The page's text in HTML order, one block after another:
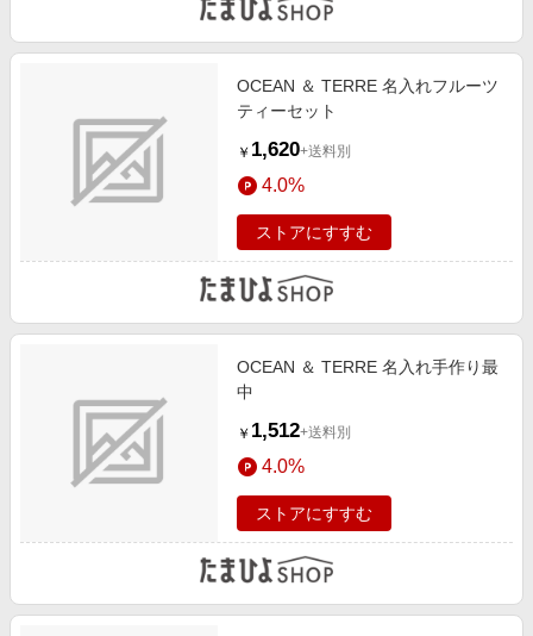
OCEAN ＆ TERRE 名入れフルーツ
ティーセット
￥ 1,620+送料別
4.0%
ストアにすすむ
OCEAN ＆ TERRE 名入れ手作り最
中
￥ 1,512+送料別
4.0%
ストアにすすむ